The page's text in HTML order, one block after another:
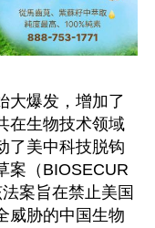
大爆发，增加了
在生物技术领域
了美中科技脱钩
案（BIOSECUR
案旨在禁止美国
威胁的中国生物